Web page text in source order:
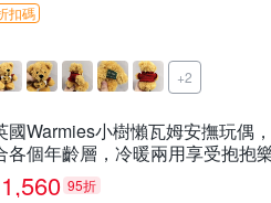
扣碼
+2
國Warmies小樹懶瓦姆安撫玩偶
各個年齡層，冷暖兩用享受抱抱
1,560 95折